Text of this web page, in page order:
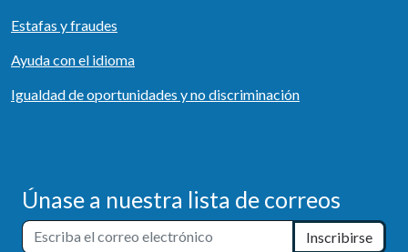
Estafas y fraudes
Ayuda con el idioma
Igualdad de oportunidades y no discriminación
Únase a nuestra lista de correos
Inscribirse